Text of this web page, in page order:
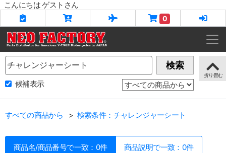
こんにちは ゲストさん
0
Name 検索
候補表示
すべての商品から 検索条件：チャレンジャーシート
商品名/商品番号で一致：0件 商品説明で一致：0件